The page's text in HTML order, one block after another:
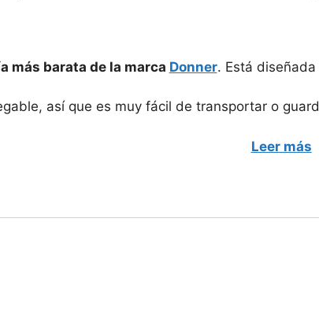
más barata de la marca Donner. Está
así que es muy fácil de transportar o
Leer más